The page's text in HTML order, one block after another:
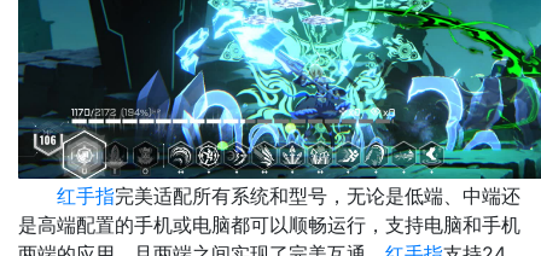
红手指完美适配所有系统和型号，无论是低端、中端还
是高端配置的手机或电脑都可以顺畅运行，支持电脑和手机